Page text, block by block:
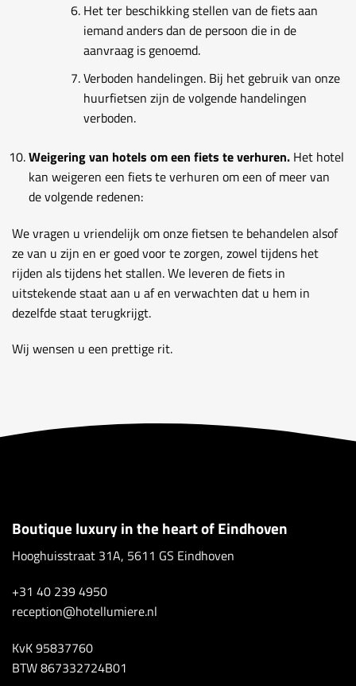
Het ter beschikking stellen van de fiets aan
iemand anders dan de persoon die in de
aanvraag is genoemd.
Verboden handelingen. Bij het gebruik van onze
huurfietsen zijn de volgende handelingen
verboden.
Weigering van hotels om een ​​fiets te verhuren.Het hotel
kan weigeren een fiets te verhuren om een ​​of meer van
de volgende redenen:
We vragen u vriendelijk om onze fietsen te behandelen alsof
ze van u zijn en er goed voor te zorgen, zowel tijdens het
rijden als tijdens het stallen. We leveren de fiets in
uitstekende staat aan u af en verwachten dat u hem in
dezelfde staat terugkrijgt.
Wij wensen u een prettige rit.
Boutique luxury in the heart of Eindhoven
Hooghuisstraat 31A, 5611 GS Eindhoven
+31 40 239 4950
reception@hotellumiere.nl
KvK 95837760
BTW 867332724B01